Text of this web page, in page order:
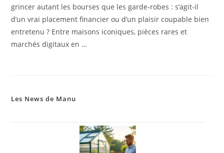
grincer autant les bourses que les garde-robes : s’agit-il
d’un vrai placement financier ou d’un plaisir coupable bien
entretenu ? Entre maisons iconiques, pièces rares et
marchés digitaux en …
Les News de Manu